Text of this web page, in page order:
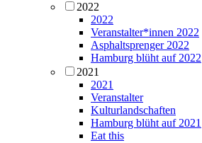
2022
2022
Veranstalter*innen 2022
Asphaltsprenger 2022
Hamburg blüht auf 2022
2021
2021
Veranstalter
Kulturlandschaften
Hamburg blüht auf 2021
Eat this